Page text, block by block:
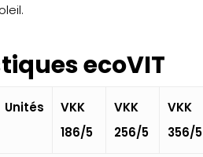
ecoVIT
Unités
VKK
186/5
VKK
256/5
VKK
356/5